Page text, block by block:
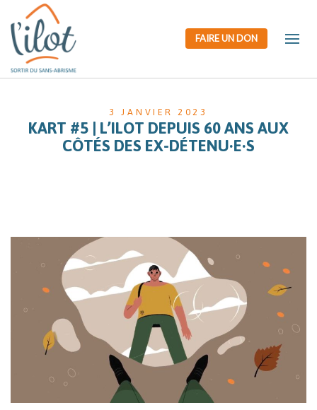
3 JANVIER 2023
KART #5 | L’ILOT DEPUIS 60 ANS AUX
CÔTÉS DES EX-DÉTENU∙E∙S
FAIRE UN DON